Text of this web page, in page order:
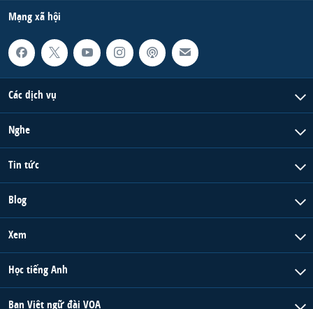
Mạng xã hội
Các dịch vụ
Nghe
Tin tức
Blog
Xem
Học tiếng Anh
Ban Việt ngữ đài VOA